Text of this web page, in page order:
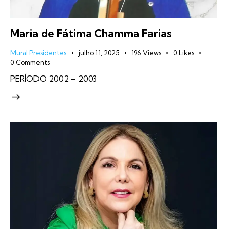
Maria de Fátima Chamma Farias
Mural Presidentes julho 11, 2025 196 Views 0 Likes
0 Comments
PERÍODO 2002 – 2003